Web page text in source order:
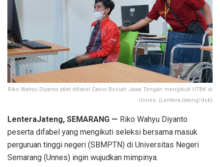
Riko Wahyu Diyanto atlet difabel Cabor Bociah Jawa Tengah mengikuti UTBK di
Unnes. (LenteraJateng/dok)
LenteraJateng, SEMARANG — Riko Wahyu Diyanto
peserta difabel yang mengikuti seleksi bersama masuk
perguruan tinggi negeri (SBMPTN) di Universitas Negeri
Semarang (Unnes) ingin wujudkan mimpinya.